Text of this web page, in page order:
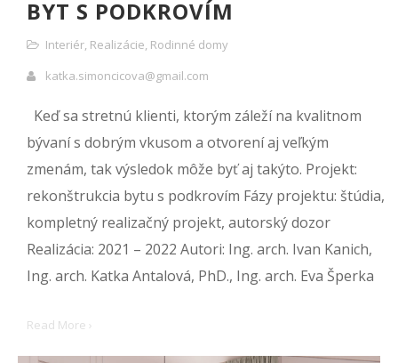
BYT S PODKROVÍM
Interiér, Realizácie, Rodinné domy
katka.simoncicova@gmail.com
Keď sa stretnú klienti, ktorým záleží na kvalitnom
bývaní s dobrým vkusom a otvorení aj veľkým
zmenám, tak výsledok môže byť aj takýto. Projekt:
rekonštrukcia bytu s podkrovím Fázy projektu: štúdia,
kompletný realizačný projekt, autorský dozor
Realizácia: 2021 – 2022 Autori: Ing. arch. Ivan Kanich,
Ing. arch. Katka Antalová, PhD., Ing. arch. Eva Šperka
Read More ›